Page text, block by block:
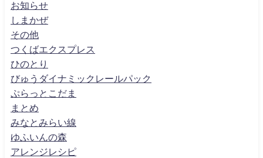
お知らせ
しまかぜ
その他
つくばエクスプレス
ひのとり
びゅうダイナミックレールパック
ぷらっとこだま
まとめ
みなとみらい線
ゆふいんの森
アレンジレシピ